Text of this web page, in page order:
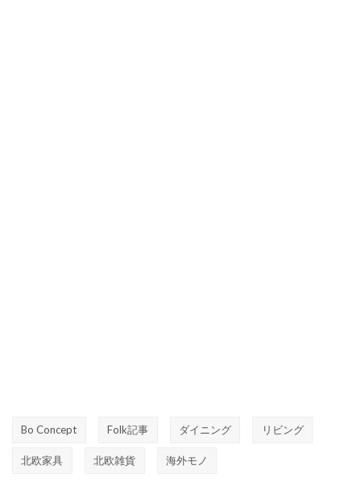
Bo Concept Folk記事 ダイニング リビング
北欧家具 北欧雑貨 海外モノ